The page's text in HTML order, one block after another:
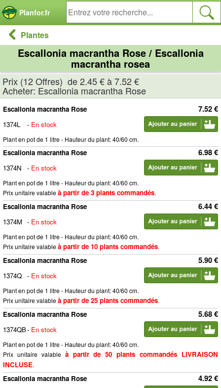
Planfor.fr
Plantes
Escallonia macrantha Rose / Escallonia
macrantha rosea
Prix (12 Offres) de 2.45 € à 7.52 €
Acheter: Escallonia macrantha Rose
7.52 €
Escallonia macrantha Rose
1374L
- En stock
Plant en pot de 1 litre - Hauteur du plant: 40/60 cm.
6.98 €
Escallonia macrantha Rose
1374N
- En stock
Plant en pot de 1 litre - Hauteur du plant: 40/60 cm.
Prix unitaire valableà partir de 3 plants commandés.
6.44 €
Escallonia macrantha Rose
1374M - En stock
Plant en pot de 1 litre - Hauteur du plant: 40/60 cm.
Prix unitaire valableà partir de 10 plants commandés.
5.90 €
Escallonia macrantha Rose
1374Q - En stock
Plant en pot de 1 litre - Hauteur du plant: 40/60 cm.
Prix unitaire valableà partir de 25 plants commandés.
5.68 €
Escallonia macrantha Rose
1374QB- En stock
Plant en pot de 1 litre - Hauteur du plant: 40/60 cm.
Prix unitaire valable à partir de 50 plants commandés LIVRAISON
INCLUSE.
4.92 €
Escallonia macrantha Rose
Panneau de gestion des cookies